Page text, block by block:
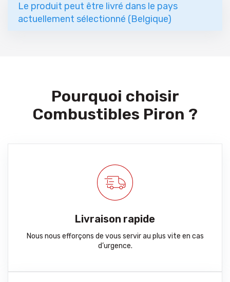
Le produit peut être livré dans le pays
actuellement sélectionné (Belgique)
Pourquoi choisir
Combustibles Piron ?
Livraison rapide
Nous nous efforçons de vous servir au plus vite en cas
d’urgence.